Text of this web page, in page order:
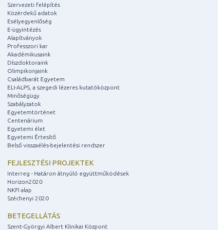
Szervezeti felépítés
Közérdekű adatok
Esélyegyenlőség
E-ügyintézés
Alapítványok
Professzori kar
Akadémikusaink
Díszdoktoraink
Olimpikonjaink
Családbarát Egyetem
ELI-ALPS, a szegedi lézeres kutatóközpont
Minőségügy
Szabályzatok
Egyetemtörténet
Centenárium
Egyetemi élet
Egyetemi Értesítő
Belső visszaélés-bejelentési rendszer
FEJLESZTÉSI PROJEKTEK
Interreg - Határon átnyúló együttműködések
Horizon2020
NKFI alap
Széchenyi 2020
BETEGELLÁTÁS
Szent-Györgyi Albert Klinikai Központ